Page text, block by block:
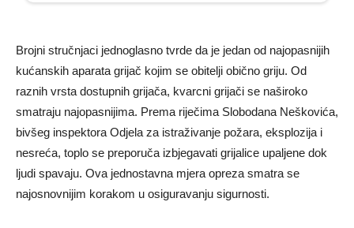
Brojni stručnjaci jednoglasno tvrde da je jedan od najopasnijih
kućanskih aparata grijač kojim se obitelji obično griju. Od
raznih vrsta dostupnih grijača, kvarcni grijači se naširoko
smatraju najopasnijima. Prema riječima Slobodana Neškovića,
bivšeg inspektora Odjela za istraživanje požara, eksplozija i
nesreća, toplo se preporuča izbjegavati grijalice upaljene dok
ljudi spavaju. Ova jednostavna mjera opreza smatra se
najosnovnijim korakom u osiguravanju sigurnosti.